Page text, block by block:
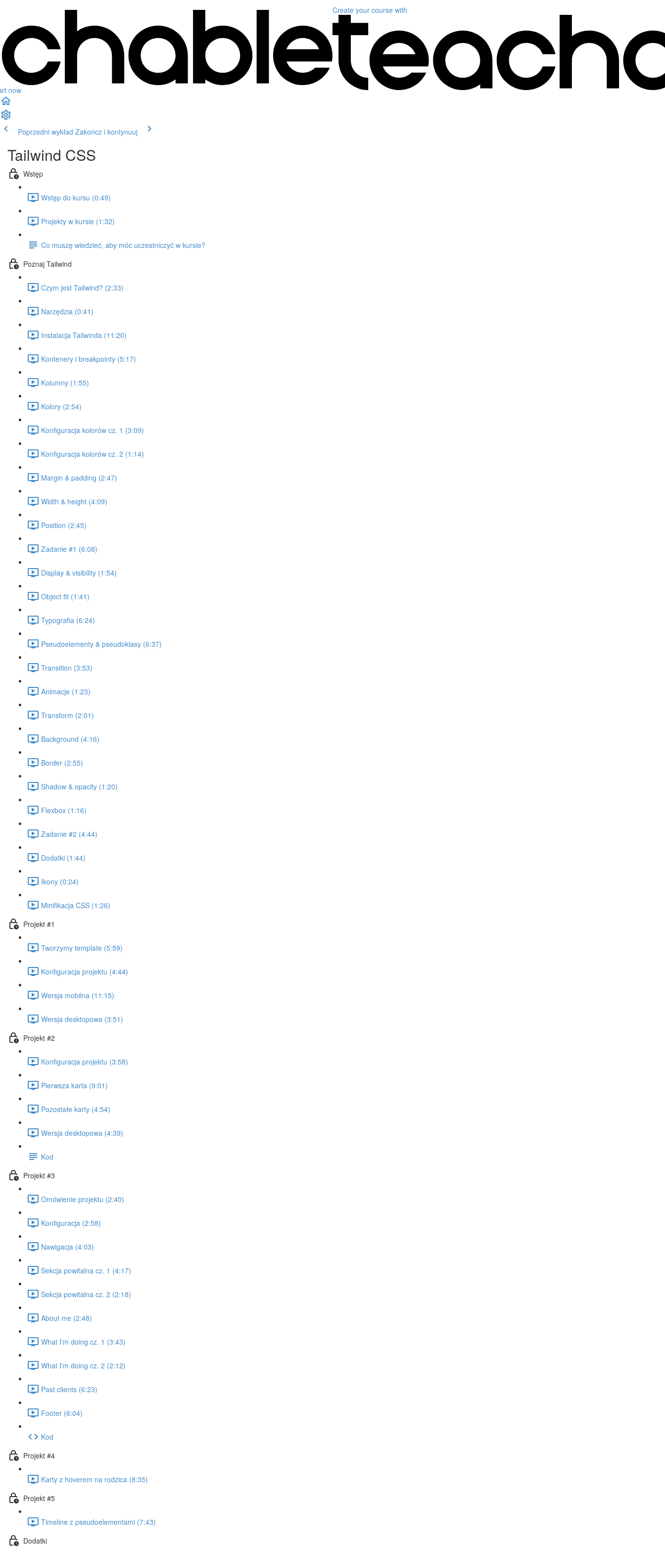
now
Create your course with
Poprzedni wykład Zakończ i kontynuuj
Tailwind CSS
Wstęp
Wstęp do kursu (0:49)
Projekty w kursie (1:32)
Co muszę wiedzieć, aby móc uczestniczyć w kursie?
Poznaj Tailwind
Czym jest Tailwind? (2:33)
Narzędzia (0:41)
Instalacja Tailwinda (11:20)
Kontenery i breakpointy (5:17)
Kolumny (1:55)
Kolory (2:54)
Konfiguracja kolorów cz. 1 (3:09)
Konfiguracja kolorów cz. 2 (1:14)
Margin & padding (2:47)
Width & height (4:09)
Position (2:45)
Zadanie #1 (6:08)
Display & visibility (1:54)
Object fit (1:41)
Typografia (6:24)
Pseudoelementy & pseudoklasy (6:37)
Transition (3:53)
Animacje (1:23)
Transform (2:01)
Background (4:16)
Border (2:55)
Shadow & opacity (1:20)
Flexbox (1:16)
Zadanie #2 (4:44)
Dodatki (1:44)
Ikony (0:24)
Minifikacja CSS (1:26)
Projekt #1
Tworzymy template (5:59)
Konfiguracja projektu (4:44)
Wersja mobilna (11:15)
Wersja desktopowa (3:51)
Projekt #2
Konfiguracja projektu (3:58)
Pierwsza karta (9:01)
Pozostałe karty (4:54)
Wersja desktopowa (4:39)
Kod
Projekt #3
Omówienie projektu (2:40)
Konfiguracja (2:58)
Nawigacja (4:03)
Sekcja powitalna cz. 1 (4:17)
Sekcja powitalna cz. 2 (2:18)
About me (2:48)
What I'm doing cz. 1 (3:43)
What I'm doing cz. 2 (2:12)
Past clients (6:23)
Footer (6:04)
Kod
Projekt #4
Karty z hoverem na rodzica (8:35)
Projekt #5
Timeline z pseudoelementami (7:43)
Dodatki